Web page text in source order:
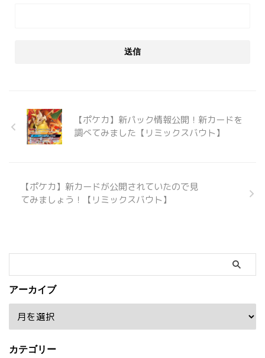
【ポケカ】新パック情報公開！新カードを
調べてみました【リミックスバウト】
【ポケカ】新カードが公開されていたので見
てみましょう！【リミックスバウト】
アーカイブ
カテゴリー